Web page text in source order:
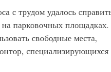
с трудом удалось
парковочных площадках.
свободные места,
специализирующихся